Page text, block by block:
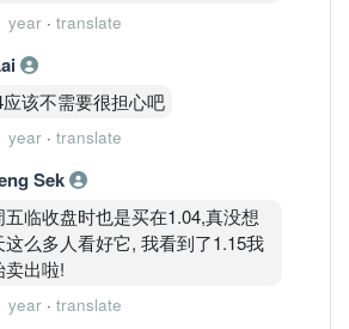
year · translate
该不需要很担心吧
year · translate
Sek
五临收盘时也是买在1.04,真没想
这么多人看好它, 我看到了1.15我
卖出啦!
year · translate